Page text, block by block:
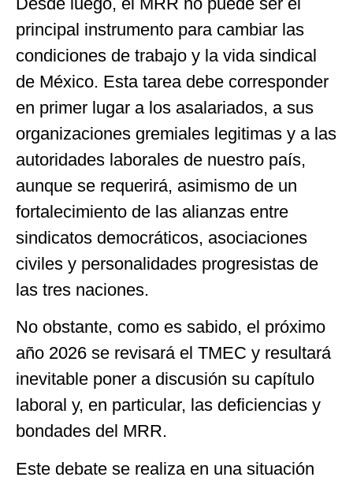
principal instrumento para cambiar las
condiciones de trabajo y la vida sindical
de México. Esta tarea debe corresponder
en primer lugar a los asalariados, a sus
organizaciones gremiales legitimas y a las
autoridades laborales de nuestro país,
aunque se requerirá, asimismo de un
fortalecimiento de las alianzas entre
sindicatos democráticos, asociaciones
civiles y personalidades progresistas de
las tres naciones.
No obstante, como es sabido, el próximo
año 2026 se revisará el TMEC y resultará
inevitable poner a discusión su capítulo
laboral y, en particular, las deficiencias y
bondades del MRR.
Este debate se realiza en una situación